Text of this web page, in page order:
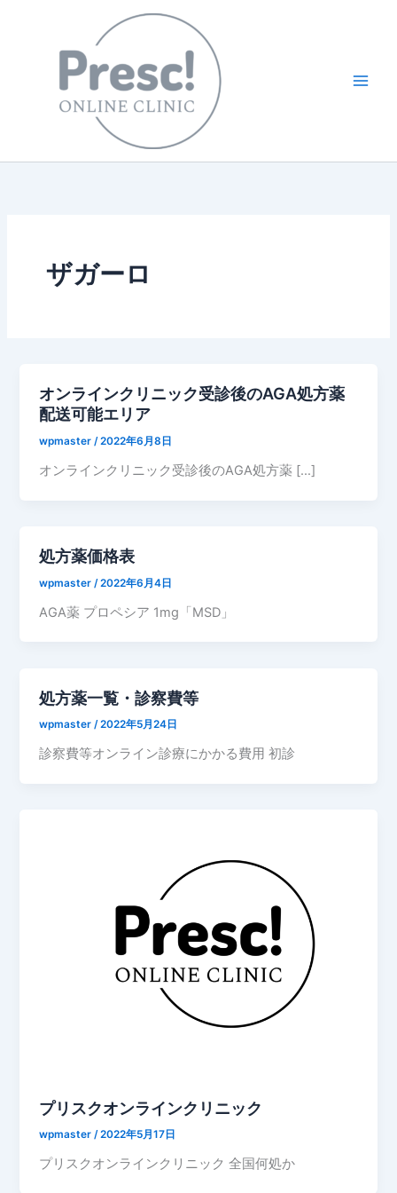
ザガーロ
オンラインクリニック受診後のAGA処方薬
配送可能エリア
wpmaster/2022年6月8日
オンラインクリニック受診後のAGA処方薬 […]
処方薬価格表
wpmaster /2022年6月4日
AGA薬 プロペシア 1mg「MSD」
処方薬一覧・診察費等
wpmaster/2022年5月24日
診察費等オンライン診療にかかる費用 初診
プリスクオンラインクリニック
wpmaster/2022年5月17日
プリスクオンラインクリニック 全国何処か